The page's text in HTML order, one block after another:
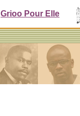
Grioo Pour Elle